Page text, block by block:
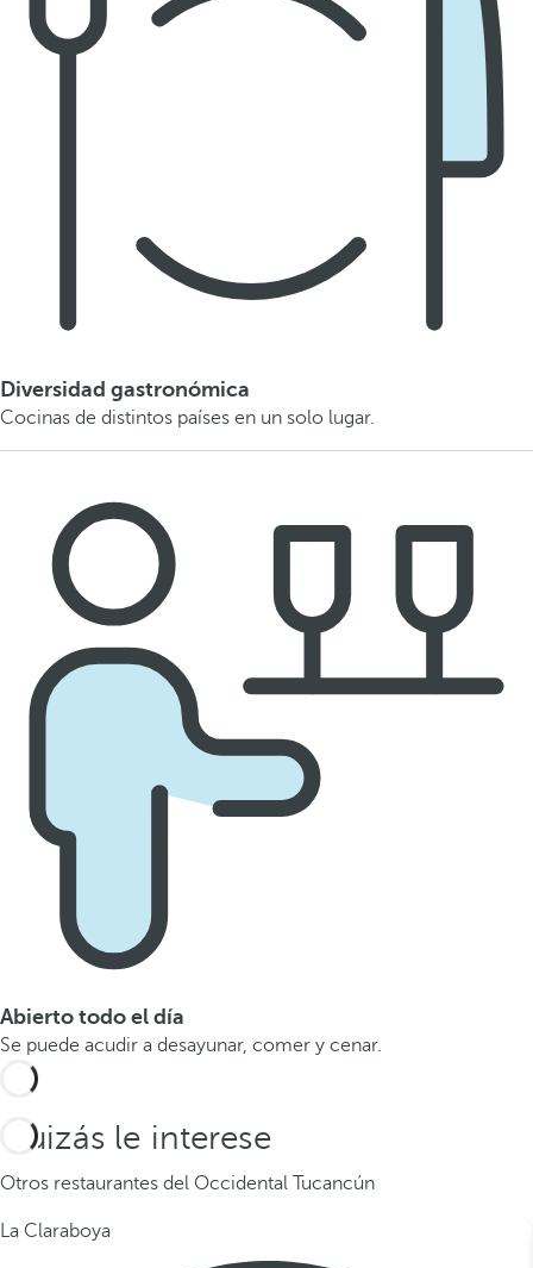
Diversidad gastronómica
Cocinas de distintos países en un solo lugar.
Abierto todo el día
Se puede acudir a desayunar, comer y cenar.
Quizás le interese
Otros restaurantes del Occidental Tucancún
La Claraboya